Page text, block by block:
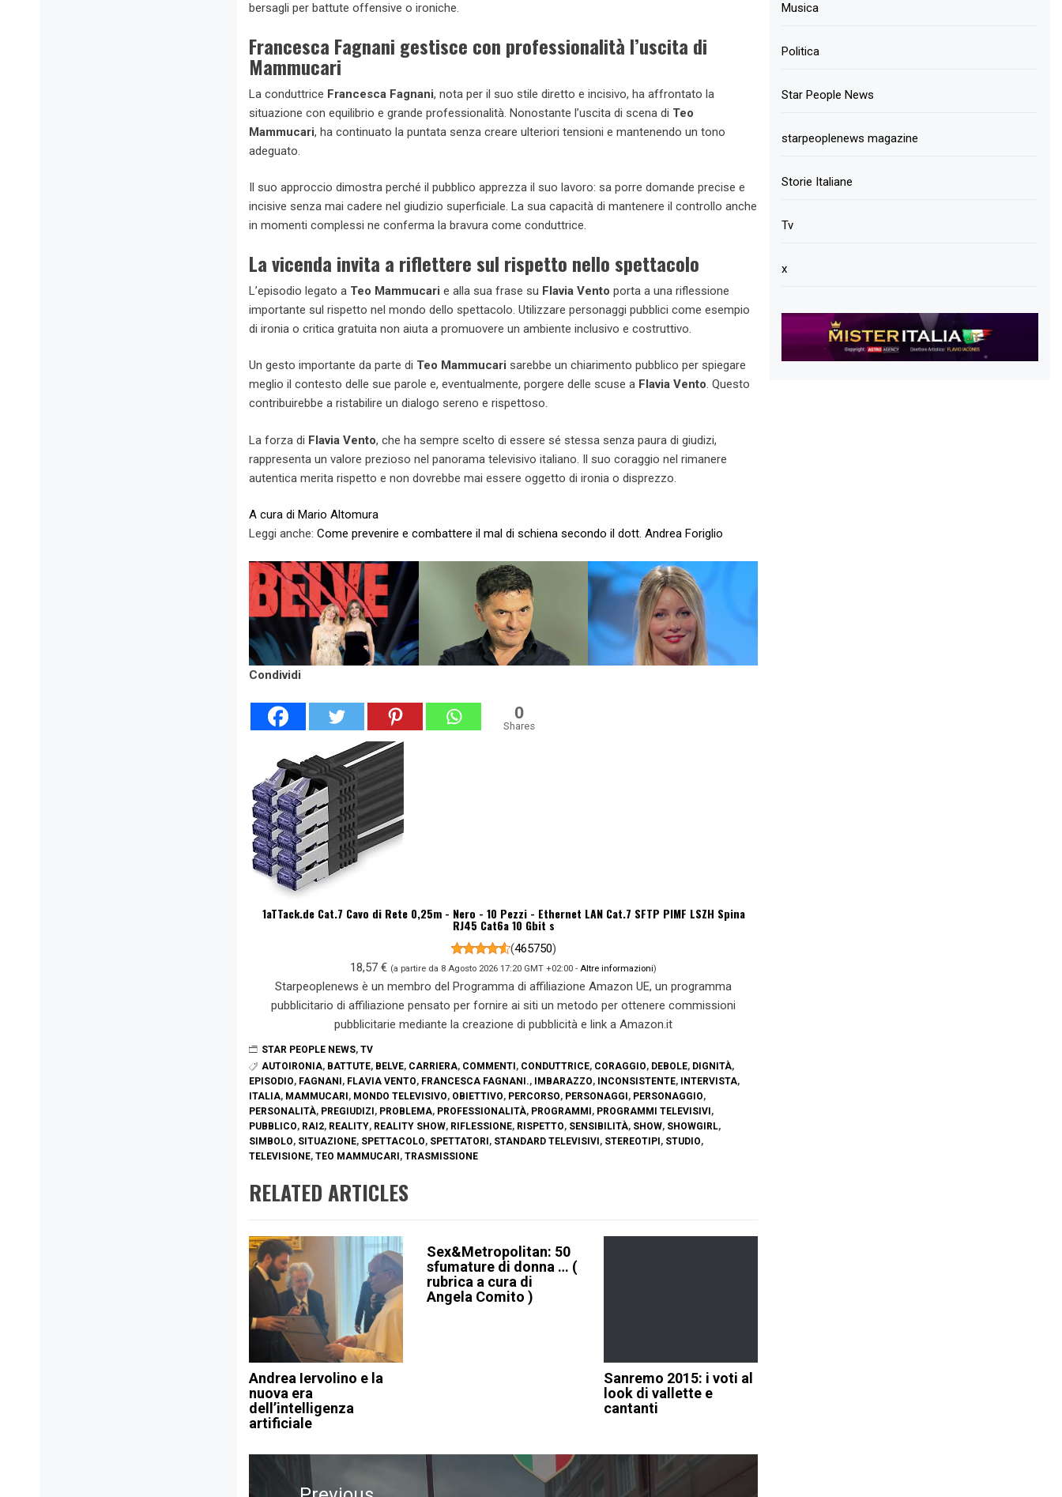
bersagli per battute offensive o ironiche.
Francesca Fagnani gestisce con professionalità l’uscita di
Mammucari
La conduttrice Francesca Fagnani, nota per il suo stile diretto e incisivo, ha affrontato la
situazione con equilibrio e grande professionalità. Nonostante l’uscita di scena di Teo
Mammucari, ha continuato la puntata senza creare ulteriori tensioni e mantenendo un tono
adeguato.
Il suo approccio dimostra perché il pubblico apprezza il suo lavoro: sa porre domande precise e
incisive senza mai cadere nel giudizio superficiale. La sua capacità di mantenere il controllo anche
in momenti complessi ne conferma la bravura come conduttrice.
La vicenda invita a riflettere sul rispetto nello spettacolo
L’episodio legato a Teo Mammucari e alla sua frase su Flavia Vento porta a una riflessione
importante sul rispetto nel mondo dello spettacolo. Utilizzare personaggi pubblici come esempio
di ironia o critica gratuita non aiuta a promuovere un ambiente inclusivo e costruttivo.
Un gesto importante da parte di Teo Mammucari sarebbe un chiarimento pubblico per spiegare
meglio il contesto delle sue parole e, eventualmente, porgere delle scuse a Flavia Vento. Questo
contribuirebbe a ristabilire un dialogo sereno e rispettoso.
La forza di Flavia Vento, che ha sempre scelto di essere sé stessa senza paura di giudizi,
rappresenta un valore prezioso nel panorama televisivo italiano. Il suo coraggio nel rimanere
autentica merita rispetto e non dovrebbe mai essere oggetto di ironia o disprezzo.
A cura di Mario Altomura
Leggi anche: Come prevenire e combattere il mal di schiena secondo il dott. Andrea Foriglio
Condividi
0
Shares
1aTTack.de Cat.7 Cavo di Rete 0,25m - Nero - 10 Pezzi - Ethernet LAN Cat.7 SFTP PIMF LSZH Spina
RJ45 Cat6a 10 Gbit s
(465750)
18,57 € (a partire da 8 Agosto 2026 17:20 GMT +02:00 - Altre informazioni)
Starpeoplenews è un membro del Programma di affiliazione Amazon UE, un programma
pubblicitario di affiliazione pensato per fornire ai siti un metodo per ottenere commissioni
pubblicitarie mediante la creazione di pubblicità e link a Amazon.it
STAR PEOPLE NEWS, TV
AUTOIRONIA, BATTUTE, BELVE, CARRIERA, COMMENTI, CONDUTTRICE, CORAGGIO, DEBOLE, DIGNITÀ,
EPISODIO, FAGNANI, FLAVIA VENTO, FRANCESCA FAGNANI., IMBARAZZO, INCONSISTENTE, INTERVISTA,
ITALIA, MAMMUCARI, MONDO TELEVISIVO, OBIETTIVO, PERCORSO, PERSONAGGI, PERSONAGGIO,
PERSONALITÀ, PREGIUDIZI, PROBLEMA, PROFESSIONALITÀ, PROGRAMMI, PROGRAMMI TELEVISIVI,
PUBBLICO, RAI2, REALITY, REALITY SHOW, RIFLESSIONE, RISPETTO, SENSIBILITÀ, SHOW, SHOWGIRL,
SIMBOLO, SITUAZIONE, SPETTACOLO, SPETTATORI, STANDARD TELEVISIVI, STEREOTIPI, STUDIO,
TELEVISIONE, TEO MAMMUCARI, TRASMISSIONE
RELATED ARTICLES
Andrea Iervolino e la
nuova era
dell’intelligenza
artificiale
Sex&Metropolitan: 50
sfumature di donna … (
rubrica a cura di
Angela Comito )
Sanremo 2015: i voti al
look di vallette e
cantanti
Navigazione
articoli
Musica
Politica
Star People News
starpeoplenews magazine
Storie Italiane
Tv
x